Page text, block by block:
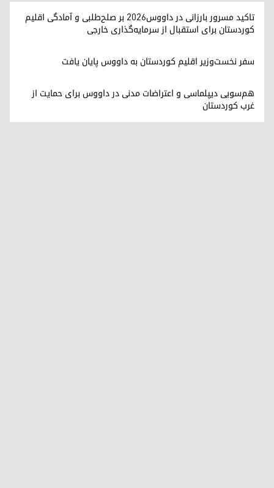
تاکید مسرور بارزانی در داووس۲۰۲۶ بر صلح‌طلبی و آمادگی اقلیم
کوردستان برای استقبال از سرمایه‌گذاری خارجی
سفر نخست‌وزیر اقلیم کوردستان به داووس پایان یافت
هم‌سویی دیپلماسی و اعتراضات مدنی در داووس برای حمایت از
غرب کوردستان